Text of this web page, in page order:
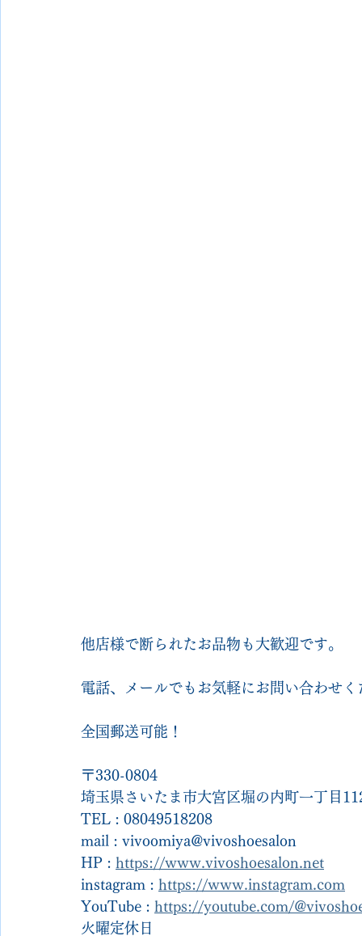
他店様で断られたお品物も大歓迎です。
電話、メールでもお気軽にお問い合わせく
全国郵送可能！
〒330-0804
埼玉県さいたま市大宮区堀の内町一丁目
TEL : 08049518208
mail : vivoomiya@vivoshoesalon
HP : https://www.vivoshoesalon.net
instagram : https://www.instagram.com
YouTube : https://youtube.com/
火曜定休日